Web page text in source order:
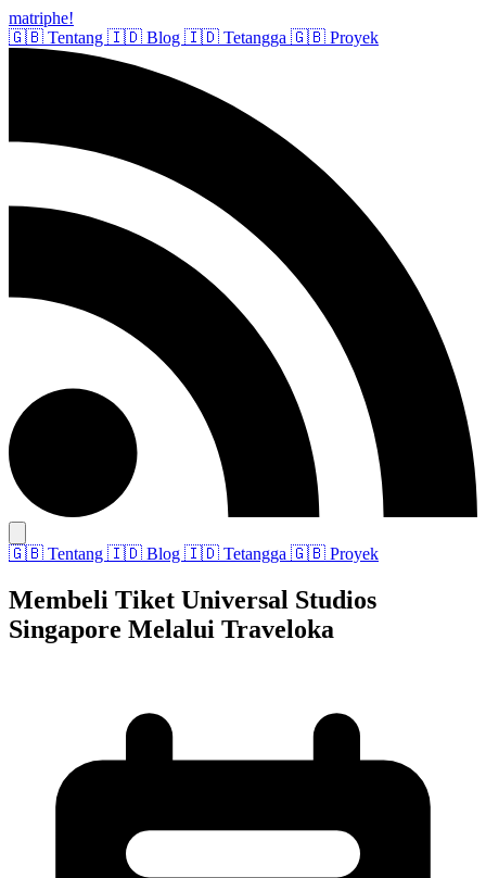
matriphe!
🇬🇧 Tentang 🇮🇩 Blog 🇮🇩 Tetangga 🇬🇧 Proyek
🇬🇧 Tentang 🇮🇩 Blog 🇮🇩 Tetangga 🇬🇧 Proyek
Membeli Tiket Universal Studios
Singapore Melalui Traveloka